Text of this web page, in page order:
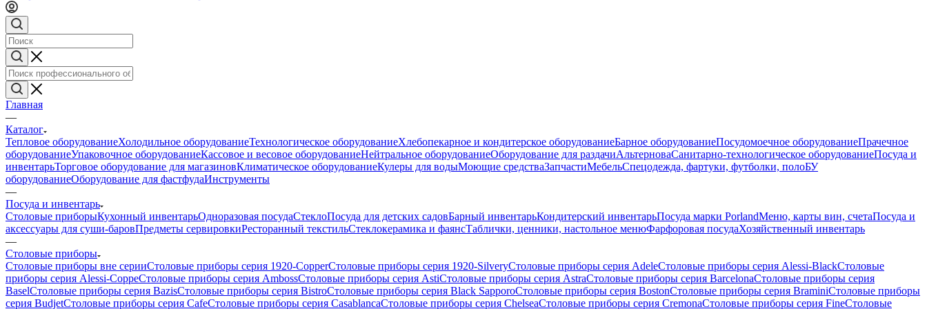
Главная
—
Каталог
Тепловое оборудованиеХолодильное оборудованиеТехнологическое оборудованиеХлебопекарное и кондитерское оборудованиеБарное оборудованиеПосудомоечное оборудованиеПрачечное
оборудованиеУпаковочное оборудованиеКассовое и весовое оборудованиеНейтральное оборудованиеОборудование для раздачиАльтерноваСанитарно-технологическое оборудованиеПосуда и
инвентарьТорговое оборудование для магазиновКлиматическое оборудованиеКулеры для водыМоющие средстваЗапчастиМебельСпецодежда, фартуки, футболки, полоБУ
оборудованиеОборудование для фастфудаИнструменты
—
Посуда и инвентарь
Столовые приборыКухонный инвентарьОдноразовая посудаСтеклоПосуда для детских садовБарный инвентарьКондитерский инвентарьПосуда марки PorlandМеню, карты вин, счетаПосуда и
аксессуары для суши-баровПредметы сервировкиРесторанный текстильСтеклокерамика и фаянсТаблички, ценники, настольное менюФарфоровая посудаХозяйственный инвентарь
—
Столовые приборы
Столовые приборы вне серииСтоловые приборы серия 1920-CopperСтоловые приборы серия 1920-SilveryСтоловые приборы серия AdeleСтоловые приборы серия Alessi-BlackСтоловые
приборы серия Alessi-CoppeСтоловые приборы серия AmbossСтоловые приборы серия AstiСтоловые приборы серия AstraСтоловые приборы серия BarcelonaСтоловые приборы серия
BaselСтоловые приборы серия BazisСтоловые приборы серия BistroСтоловые приборы серия Black SapporoСтоловые приборы серия BostonСтоловые приборы серия BraminiСтоловые приборы
серия BudjetСтоловые приборы серия CafeСтоловые приборы серия CasablancaСтоловые приборы серия ChelseaСтоловые приборы серия CremonaСтоловые приборы серия FineСтоловые